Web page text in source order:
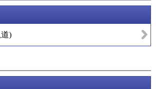
)